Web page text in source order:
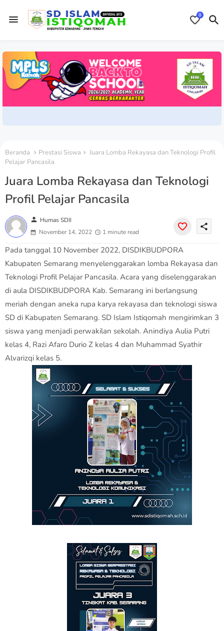
0
Beranda Prestasi Siswa
Juara Lomba Rekayasa dan Teknologi Profil
Pelajar Pancasila
Juara Lomba Rekayasa dan Teknologi
Profil Pelajar Pancasila
person Humas SDII
November 14, 2022
1 minute read
share
Pada tanggal 10 November 2022, DISDIKBUDPORA
Kabupaten Semarang menyelenggarakan lomba Rekayasa dan
Teknologi Profil Pelajar Pancasila. Acara yang diselenggarakan
di aula DISDIKBUDPORA Kab. Semarang ini berlangsung
meriah dengan aneka rupa karya rekayasa dan teknologi siswa
SD di Kabupaten Semarang. SD Islam Istiqomah mengirimkan 3
siswa yang menjadi perwakilan sekolah. Anindiya Aulia Putri
kelas 4, Razi Afaro Durio Z kelas 4 dan Muhammad Syathir
Alvarizqi kelas 5.